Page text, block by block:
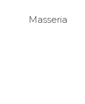
Masseria